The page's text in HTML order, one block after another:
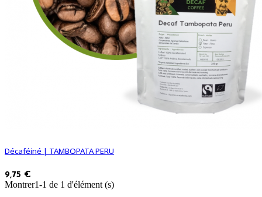
Décaféiné | TAMBOPATA PERU
9,75 €
Montrer1-1 de 1 d'élément (s)